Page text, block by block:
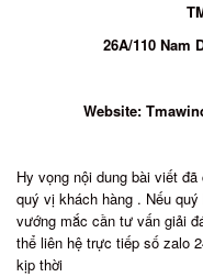
26A/110 Nam
Website:
Hy vọng nội dung bài viết
quý vị khách hàng . Nếu
vướng mắc cần tư vấn giải
thể liên hệ trực tiếp số zalo
kịp thời